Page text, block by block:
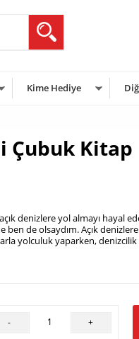
Kime Hediye
Çubuk Kitap
denizlere yol almayı hayal
ben de olsaydım. Açık
yolculuk yaparken,
- +